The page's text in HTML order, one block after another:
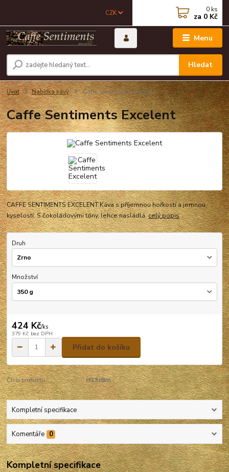
Menu
CZK
Hledat
0 ks
za 0 Kč
Úvod Nabídka kávy Caffe Sentiments Excelent
Caffe Sentiments Excelent
CAFFE SENTIMENTS EXCELENT Káva s příjemnou hořkostí a jemnou
kyselostí. S čokoládovými tóny, lehce nasládlá.celý popis
Druh
Množství
424 Kč/ks
379 Kč bez DPH
Přidat do košíku
Číslo produktu: cf13zBm
Kompletní specifikace
Komentáře 0
Kompletní specifikace